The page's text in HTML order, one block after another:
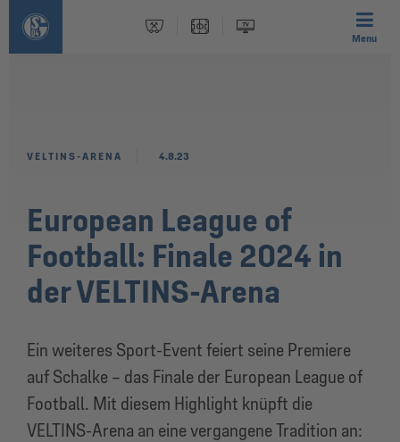
Menu
European League of
Football: Finale 2024 in
der VELTINS-Arena
Ein weiteres Sport-Event feiert seine Premiere
auf Schalke – das Finale der European League of
Football. Mit diesem Highlight knüpft die
VELTINS-Arena an eine vergangene Tradition an:
VELTINS-ARENA 4.8.23